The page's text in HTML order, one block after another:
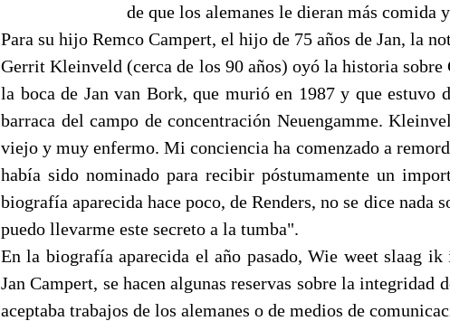
de que los alemanes le dieran más comida
Para su hijo Remco Campert, el hijo de 75 años de Jan, la
Gerrit Kleinveld (cerca de los 90 años) oyó la historia sobre
la boca de Jan van Bork, que murió en 1987 y que estuvo
barraca del campo de concentración Neuengamme.
viejo y muy enfermo. Mi conciencia ha comenzado a
había sido nominado para recibir póstumamente un
biografía aparecida hace poco, de Renders, no se dice nada
puedo llevarme este secreto a la tumba".
En la biografía aparecida el año pasado, Wie weet slaag
Jan Campert, se hacen algunas reservas sobre la integridad
aceptaba trabajos de los alemanes o de medios de